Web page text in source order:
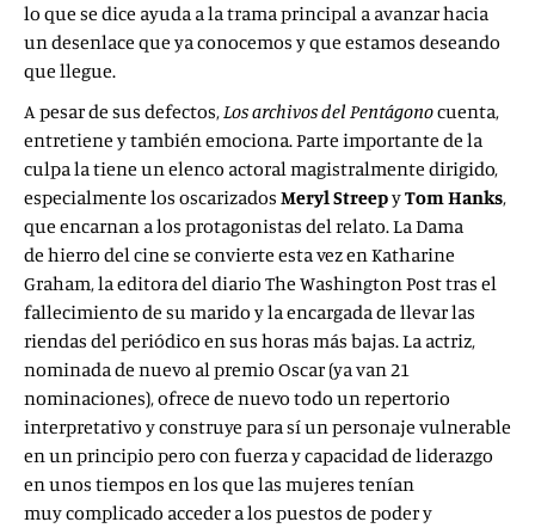
lo que se dice ayuda a la trama principal a avanzar hacia
un desenlace que ya conocemos y que estamos deseando
que llegue.
A pesar de sus defectos,Los archivos del Pentágonocuenta,
entretiene y también emociona. Parte importante de la
culpa la tiene un elenco actoral magistralmente dirigido,
especialmente los oscarizados Meryl StreepyTom Hanks,
que encarnan a los protagonistas del relato. La Dama
de hierro del cine se convierte esta vez en Katharine
Graham, la editora del diario The Washington Post tras el
fallecimiento de su marido y la encargada de llevar las
riendas del periódico en sus horas más bajas. La actriz,
nominada de nuevo al premio Oscar (ya van 21
nominaciones), ofrece de nuevo todo un repertorio
interpretativo y construye para sí un personaje vulnerable
en un principio pero con fuerza y capacidad de liderazgo
en unos tiempos en los que las mujeres tenían
muy complicado acceder a los puestos de poder y